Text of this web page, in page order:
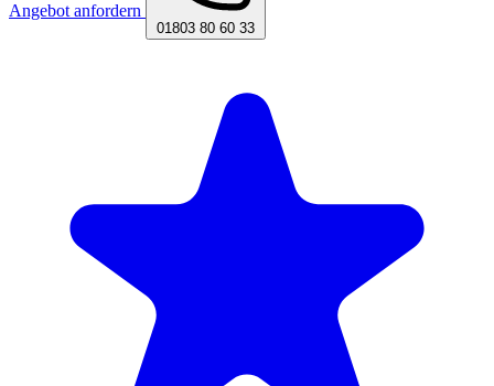
Angebot anfordern
01803 80 60 33